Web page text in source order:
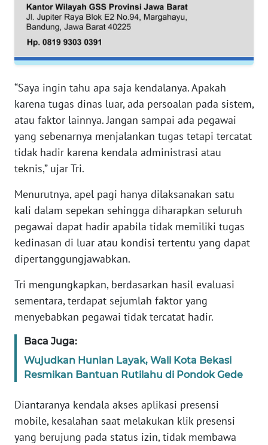
“Saya ingin tahu apa saja kendalanya. Apakah
karena tugas dinas luar, ada persoalan pada sistem,
atau faktor lainnya. Jangan sampai ada pegawai
yang sebenarnya menjalankan tugas tetapi tercatat
tidak hadir karena kendala administrasi atau
teknis,” ujar Tri.
Menurutnya, apel pagi hanya dilaksanakan satu
kali dalam sepekan sehingga diharapkan seluruh
pegawai dapat hadir apabila tidak memiliki tugas
kedinasan di luar atau kondisi tertentu yang dapat
dipertanggungjawabkan.
Tri mengungkapkan, berdasarkan hasil evaluasi
sementara, terdapat sejumlah faktor yang
menyebabkan pegawai tidak tercatat hadir.
Baca Juga:
Wujudkan Hunian Layak, Wali Kota Bekasi
Resmikan Bantuan Rutilahu di Pondok Gede
Diantaranya kendala akses aplikasi presensi
mobile, kesalahan saat melakukan klik presensi
yang berujung pada status izin, tidak membawa
PAPUA
BARAT
WN
WN
SERAMBI
WN
JAMBI
WN
NTB
SULTENG
WN
SULBAR
WN
BABEL
WN
SUMBAR